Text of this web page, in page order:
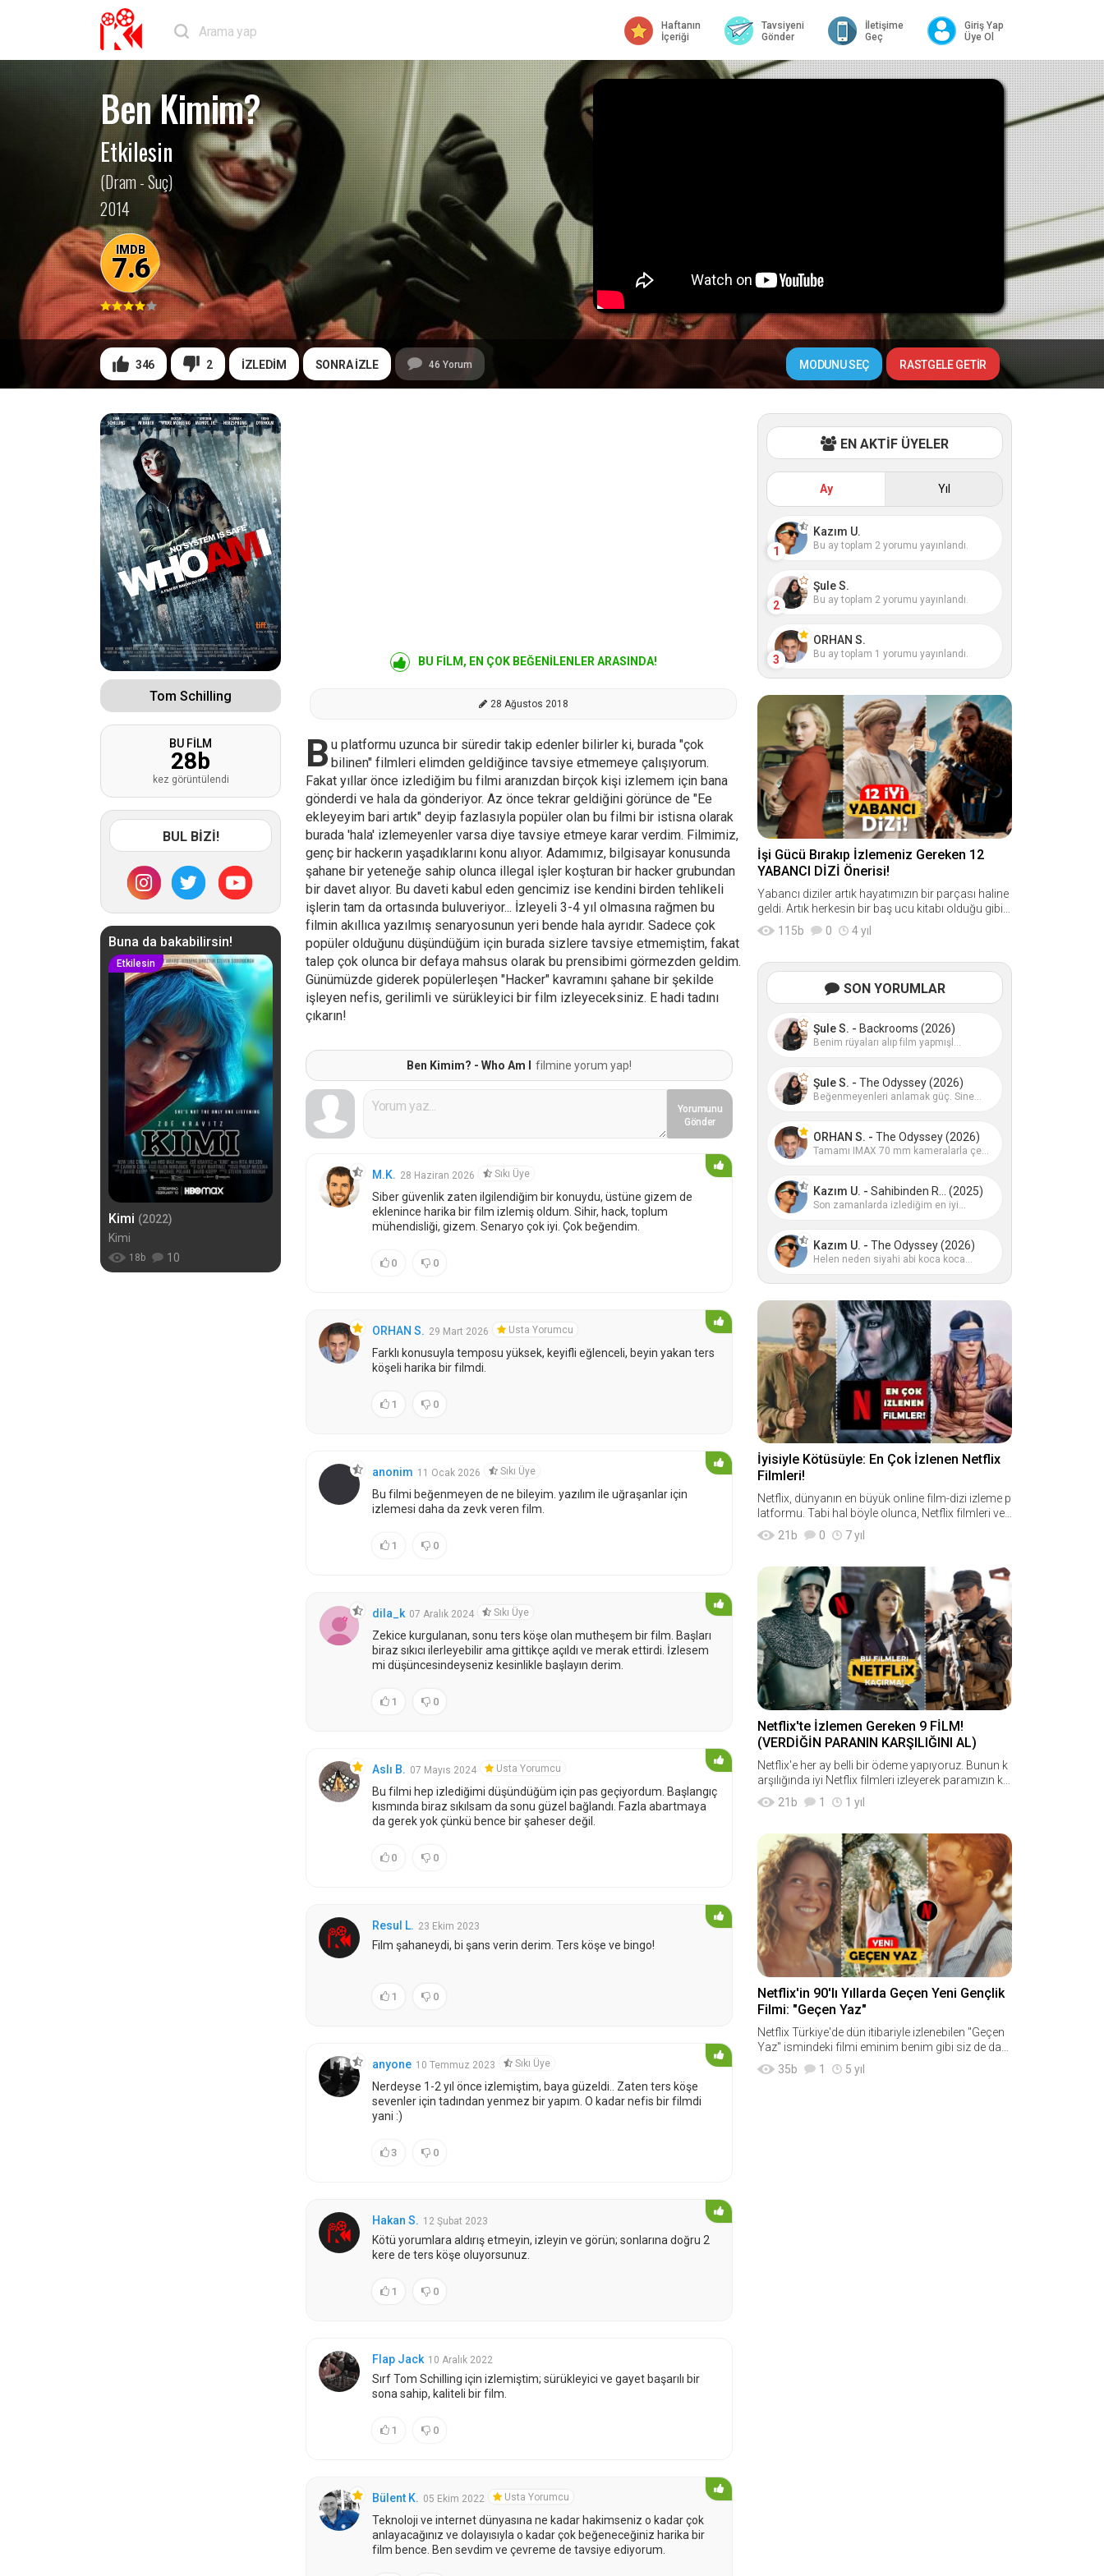
Haftanın
İçeriği
Tavsiyeni
Gönder
İletişime
Geç
Giriş Yap
Üye Ol
Ben Kimim?
Etkilesin
(Dram - Suç)
2014
IMDB
7.6
346 2 İZLEDİM SONRA İZLE 46 Yorum MODUNU SEÇ
Tom Schilling
BU FİLM
28b
kez görüntülendi
BUL BİZİ!
Buna da bakabilirsin!
Etkilesin
Kimi (2022)
Kimi
18 b 10
BU FİLM, EN ÇOK BEĞENİLENLER ARASINDA!
28 Ağustos 2018
B u platformu uzunca bir süredir takip edenler bilirler ki, burada "çok
bilinen" filmleri elimden geldiğince tavsiye etmemeye çalışıyorum.
Fakat yıllar önce izlediğim bu filmi aranızdan birçok kişi izlemem için bana
gönderdi ve hala da gönderiyor. Az önce tekrar geldiğini görünce de "Ee
ekleyeyim bari artık" deyip fazlasıyla popüler olan bu filmi bir istisna olarak
burada 'hala' izlemeyenler varsa diye tavsiye etmeye karar verdim. Filmimiz,
genç bir hackerın yaşadıklarını konu alıyor. Adamımız, bilgisayar konusunda
şahane bir yeteneğe sahip olunca illegal işler koşturan bir hacker grubundan
bir davet alıyor. Bu daveti kabul eden gencimiz ise kendini birden tehlikeli
işlerin tam da ortasında buluveriyor... İzleyeli 3-4 yıl olmasına rağmen bu
filmin akıllıca yazılmış senaryosunun yeri bende hala ayrıdır. Sadece çok
popüler olduğunu düşündüğüm için burada sizlere tavsiye etmemiştim, fakat
talep çok olunca bir defaya mahsus olarak bu prensibimi görmezden geldim.
Günümüzde giderek popülerleşen "Hacker" kavramını şahane bir şekilde
işleyen nefis, gerilimli ve sürükleyici bir film izleyeceksiniz. E hadi tadını
çıkarın!
Ben Kimim? - Who Am I filmine yorum yap!
Yorumunu
Gönder
M.K. 28 Haziran 2026 Sıkı Üye
Siber güvenlik zaten ilgilendiğim bir konuydu, üstüne gizem de
eklenince harika bir film izlemiş oldum. Sihir, hack, toplum
mühendisliği, gizem. Senaryo çok iyi. Çok beğendim.
0 0
ORHAN S. 29 Mart 2026 Usta Yorumcu
Farklı konusuyla temposu yüksek, keyifli eğlenceli, beyin yakan ters
köşeli harika bir filmdi.
1 0
anonim 11 Ocak 2026 Sıkı Üye
Bu filmi beğenmeyen de ne bileyim. yazılım ile uğraşanlar için
izlemesi daha da zevk veren film.
1 0
dila_k 07 Aralık 2024 Sıkı Üye
Zekice kurgulanan, sonu ters köşe olan mutheşem bir film. Başları
biraz sıkıcı ilerleyebilir ama gittikçe açıldı ve merak ettirdi. İzlesem
mi düşüncesindeyseniz kesinlikle başlayın derim.
1 0
Aslı B. 07 Mayıs 2024 Usta Yorumcu
Bu filmi hep izlediğimi düşündüğüm için pas geçiyordum. Başlangıç
kısmında biraz sıkılsam da sonu güzel bağlandı. Fazla abartmaya
da gerek yok çünkü bence bir şaheser değil.
0 0
Resul L. 23 Ekim 2023
Film şahaneydi, bi şans verin derim. Ters köşe ve bingo!
1 0
anyone 10 Temmuz 2023 Sıkı Üye
Nerdeyse 1-2 yıl önce izlemiştim, baya güzeldi.. Zaten ters köşe
sevenler için tadından yenmez bir yapım. O kadar nefis bir filmdi
yani :)
3 0
Hakan S. 12 Şubat 2023
Kötü yorumlara aldırış etmeyin, izleyin ve görün; sonlarına doğru 2
kere de ters köşe oluyorsunuz.
1 0
Flap Jack 10 Aralık 2022
Sırf Tom Schilling için izlemiştim; sürükleyici ve gayet başarılı bir
sona sahip, kaliteli bir film.
1 0
Bülent K. 05 Ekim 2022 Usta Yorumcu
Teknoloji ve internet dünyasına ne kadar hakimseniz o kadar çok
anlayacağınız ve dolayısıyla o kadar çok beğeneceğiniz harika bir
film bence. Ben sevdim ve çevreme de tavsiye ediyorum.
EN AKTİF ÜYELER
Ay Yıl
1
Kazım U.
Bu ay toplam 2 yorumu yayınlandı.
2
Şule S.
Bu ay toplam 2 yorumu yayınlandı.
3
ORHAN S.
Bu ay toplam 1 yorumu yayınlandı.
İşi Gücü Bırakıp İzlemeniz Gereken 12
YABANCI DİZİ Önerisi!
Yabancı diziler artık hayatımızın bir parçası haline
geldi. Artık herkesin bir baş ucu kitabı olduğu gibi
mutlaka izlediği bir yabancı dizi de var. Pek çok kiş
i her g
115b 0 4 yıl
SON YORUMLAR
Şule S. - Backrooms (2026)
Benim rüyaları alıp film yapmışl...
Şule S. - The Odyssey (2026)
Beğenmeyenleri anlamak güç. Sine...
ORHAN S. - The Odyssey (2026)
Tamamı IMAX 70 mm kameralarla çe...
Kazım U. - Sahibinden R... (2025)
Son zamanlarda izlediğim en iyi...
Kazım U. - The Odyssey (2026)
Helen neden siyahi abi koca koca...
İyisiyle Kötüsüyle: En Çok İzlenen Netflix
Filmleri!
Netflix, dünyanın en büyük online film-dizi izleme p
latformu. Tabi hal böyle olunca, Netflix filmleri ve
Netflix dizileri de dünyada oldukça ses get
21 b 0 7 yıl
Netflix'te İzlemen Gereken 9 FİLM!
(VERDİĞİN PARANIN KARŞILIĞINI AL)
Netflix'e her ay belli bir ödeme yapıyoruz. Bunun k
arşılığında iyi Netflix filmleri izleyerek paramızın ka
rşılığında iyi bir hizmet almak istiyoruz. Hatta bunu
n içi
21 b 1 1 yıl
Netflix'in 90'lı Yıllarda Geçen Yeni Gençlik
Filmi: "Geçen Yaz"
Netflix Türkiye'de dün itibariyle izlenebilen "Geçen
Yaz" ismindeki filmi eminim benim gibi siz de dah
a önceden pek duymamıştınız. Çü
35b 1 5 yıl